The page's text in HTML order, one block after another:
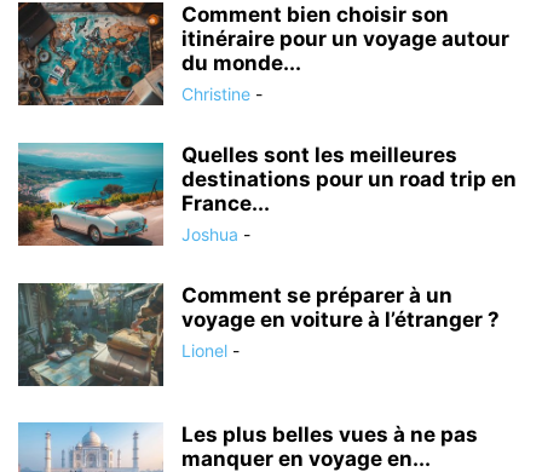
Comment bien choisir son
itinéraire pour un voyage autour
du monde...
Christine -
Quelles sont les meilleures
destinations pour un road trip en
France...
Joshua -
Comment se préparer à un
voyage en voiture à l’étranger ?
Lionel -
Les plus belles vues à ne pas
manquer en voyage en...